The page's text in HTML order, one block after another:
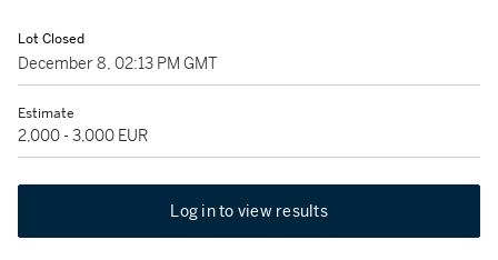
Lot Closed
December 8, 02:13 PM GMT
Estimate
2,000 - 3,000 EUR
Log in to view results